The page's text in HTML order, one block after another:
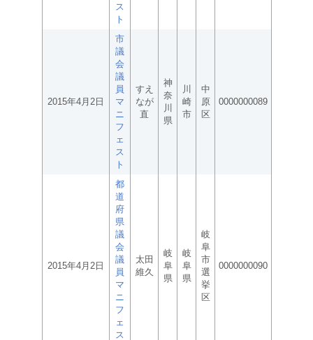
ス
ト
2015年4月2日
市
議
会
議
員
マ
ニ
フ
ェ
ス
ト
すえ
なが
直
神
奈
川
県
川
崎
市
中
原
区
0000000089
2015年4月2日
都
道
府
県
議
会
議
員
マ
ニ
フ
ェ
ス
太田
維久
岐
阜
県
岐
阜
県
岐
阜
市
選
挙
区
0000000090